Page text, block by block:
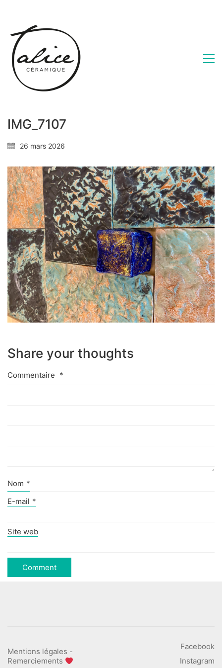
IMG_7107
26 mars 2026
Share your thoughts
Commentaire *
Nom *
E-mail *
Site web
Facebook
Instagram
Mentions légales -
Remerciements